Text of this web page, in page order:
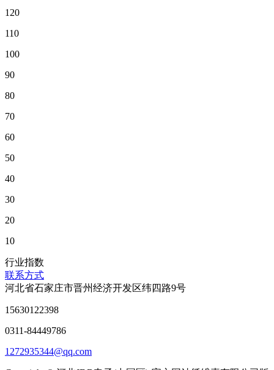
120
110
100
90
80
70
60
50
40
30
20
10
行业指数
联系方式
河北省石家庄市晋州经济开发区纬四路9号
15630122398
0311-84449786
1272935344@qq.com